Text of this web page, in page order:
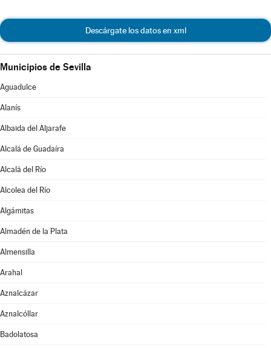
Descárgate los datos en xml
Municipios de Sevilla
Aguadulce
Alanís
Albaida del Aljarafe
Alcalá de Guadaíra
Alcalá del Río
Alcolea del Río
Algámitas
Almadén de la Plata
Almensilla
Arahal
Aznalcázar
Aznalcóllar
Badolatosa